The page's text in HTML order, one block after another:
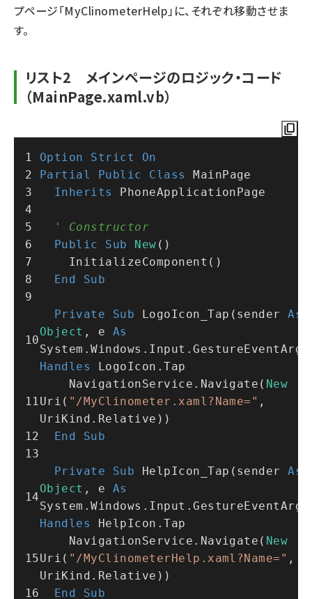
プページ「MyClinometerHelp」に、それぞれ移動させま
す。
リスト2 メインページのロジック・コード
（MainPage.xaml.vb）
Option Strict
On
Partial
Public Class
MainPage
Inherits
PhoneApplicationPage
' Constructor
Public
Sub New ()
    InitializeComponent()
End
Sub
Private Sub LogoIcon_Tap(sender As
Object , e As
Handles
LogoIcon.Tap
    NavigationService.Navigate(
New
Uri( "/MyClinometer.xaml?Name=" ,
UriKind.Relative))
End
Sub
Private Sub HelpIcon_Tap(sender As
Object , e As
Handles
HelpIcon.Tap
    NavigationService.Navigate(
New
Uri( "/MyClinometerHelp.xaml?Name=" ,
UriKind.Relative))
End
Sub